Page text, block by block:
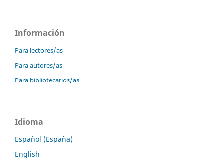
Información
Para lectores/as
Para autores/as
Para bibliotecarios/as
Idioma
Español (España)
English